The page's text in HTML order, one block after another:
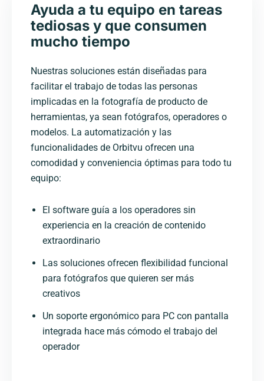
Ayuda a tu equipo en tareas
tediosas y que consumen
mucho tiempo
Nuestras soluciones están diseñadas para
facilitar el trabajo de todas las personas
implicadas en la fotografía de producto de
herramientas, ya sean fotógrafos, operadores o
modelos. La automatización y las
funcionalidades de Orbitvu ofrecen una
comodidad y conveniencia óptimas para todo tu
equipo:
El software guía a los operadores sin
experiencia en la creación de contenido
extraordinario
Las soluciones ofrecen flexibilidad funcional
para fotógrafos que quieren ser más
creativos
Un soporte ergonómico para PC con pantalla
integrada hace más cómodo el trabajo del
operador